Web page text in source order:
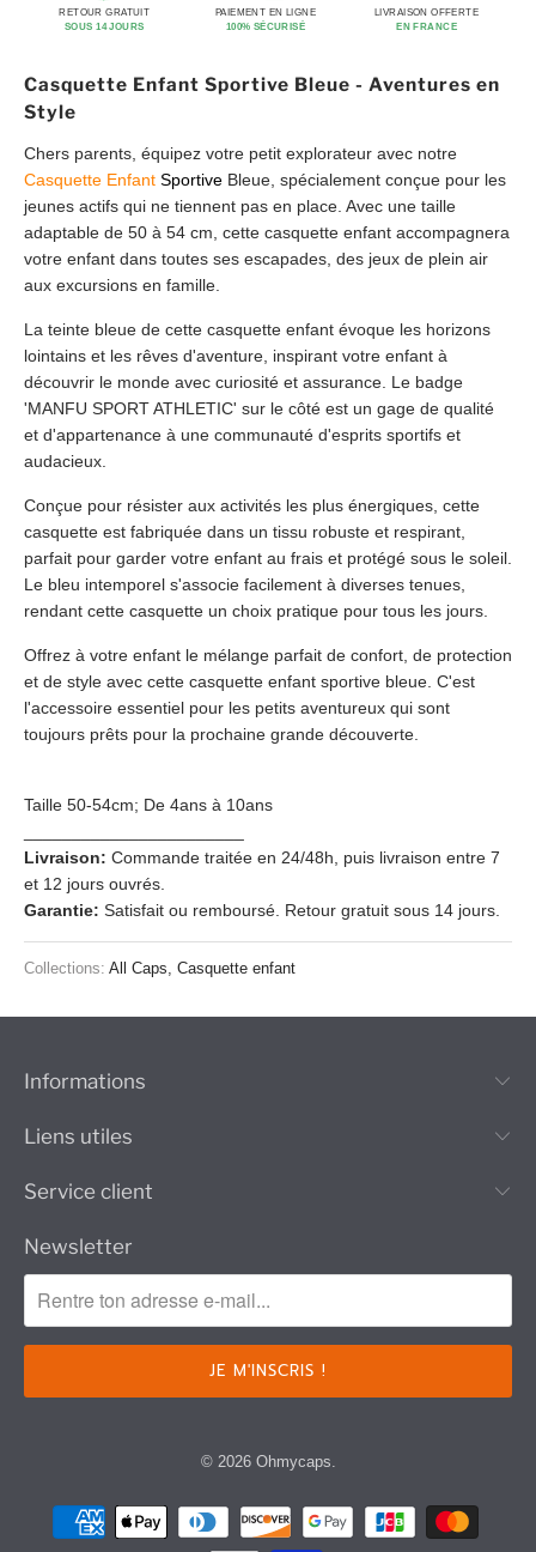
RETOUR GRATUIT
SOUS 14 JOURS
PAIEMENT EN LIGNE
100% SÉCURISÉ
LIVRAISON OFFERTE
EN FRANCE
Casquette Enfant Sportive Bleue - Aventures en
Style
Chers parents, équipez votre petit explorateur avec notre
Casquette Enfant Sportive Bleue, spécialement conçue pour les
jeunes actifs qui ne tiennent pas en place. Avec une taille
adaptable de 50 à 54 cm, cette casquette enfant accompagnera
votre enfant dans toutes ses escapades, des jeux de plein air
aux excursions en famille.
La teinte bleue de cette casquette enfant évoque les horizons
lointains et les rêves d'aventure, inspirant votre enfant à
découvrir le monde avec curiosité et assurance. Le badge
'MANFU SPORT ATHLETIC' sur le côté est un gage de qualité
et d'appartenance à une communauté d'esprits sportifs et
audacieux.
Conçue pour résister aux activités les plus énergiques, cette
casquette est fabriquée dans un tissu robuste et respirant,
parfait pour garder votre enfant au frais et protégé sous le soleil.
Le bleu intemporel s'associe facilement à diverses tenues,
rendant cette casquette un choix pratique pour tous les jours.
Offrez à votre enfant le mélange parfait de confort, de protection
et de style avec cette casquette enfant sportive bleue. C'est
l'accessoire essentiel pour les petits aventureux qui sont
toujours prêts pour la prochaine grande découverte.
Taille 50-54cm; De 4ans à 10ans
Livraison: Commande traitée en 24/48h, puis livraison entre 7
et 12 jours ouvrés.
Garantie: Satisfait ou remboursé. Retour gratuit sous 14 jours.
Collections: All Caps Casquette enfant
Informations
Liens utiles
Service client
Newsletter
© 2026 Ohmycaps